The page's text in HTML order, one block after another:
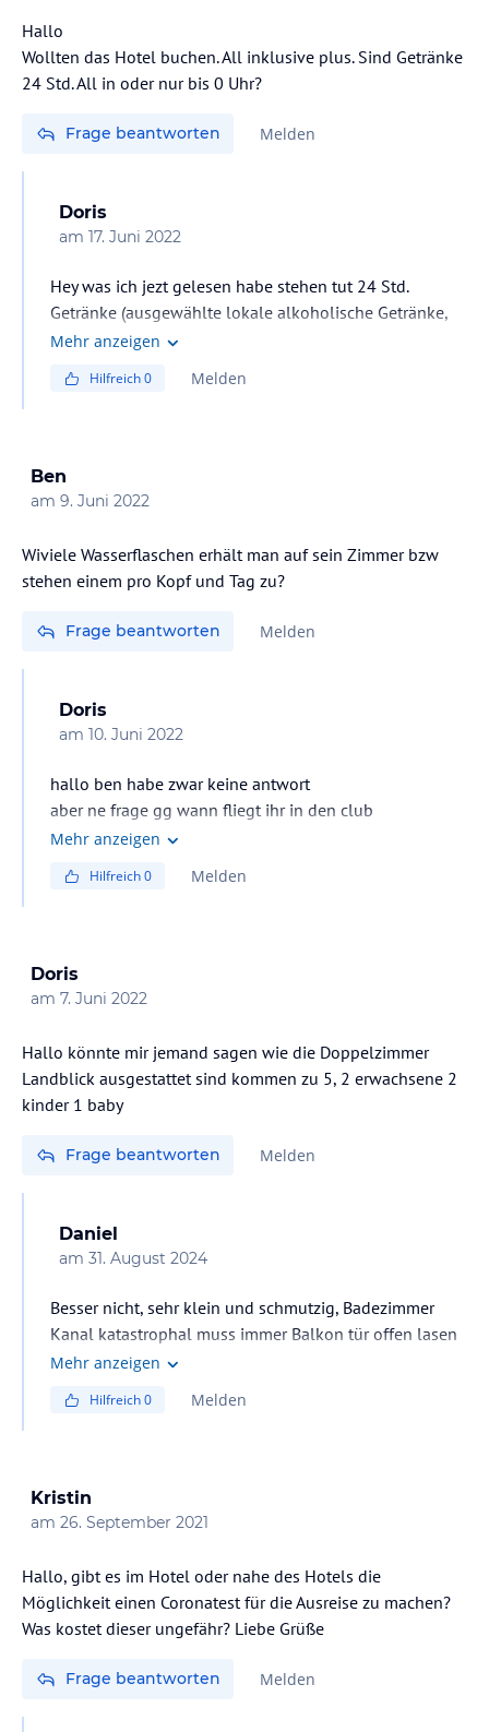
Hallo
Wollten das Hotel buchen. All inklusive plus. Sind Getränke
24 Std. All in oder nur bis 0 Uhr?
Frage beantworten Melden
Doris
am 17. Juni 2022
Hey was ich jezt gelesen habe stehen tut 24 Std.
Getränke (ausgewählte lokale alkoholische Getränke,
ausgewählte lokale alkoholfreie Getränke)
Mehr anzeigen
Hilfreich0 Melden
Ben
am 9. Juni 2022
Wiviele Wasserflaschen erhält man auf sein Zimmer bzw
stehen einem pro Kopf und Tag zu?
Frage beantworten Melden
Doris
am 10. Juni 2022
hallo ben habe zwar keine antwort
Mehr anzeigen
Hilfreich0 Melden
Doris
am 7. Juni 2022
Hallo könnte mir jemand sagen wie die Doppelzimmer
Landblick ausgestattet sind kommen zu 5, 2 erwachsene 2
kinder 1 baby
Frage beantworten Melden
Daniel
am 31. August 2024
Besser nicht, sehr klein und schmutzig, Badezimmer
Kanal katastrophal muss immer Balkon tür offen lasen
Mehr anzeigen
Hilfreich0 Melden
Kristin
am 26. September 2021
Hallo, gibt es im Hotel oder nahe des Hotels die
Möglichkeit einen Coronatest für die Ausreise zu machen?
Was kostet dieser ungefähr? Liebe Grüße
Frage beantworten Melden